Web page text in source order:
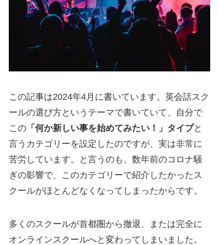
この記事は2024年4月に書いています。英会話スク
ールの選び方というテーマで書いていて、自分で
この「何か新しい事を始めてみたい！」タイプと
言うカテゴリーを設定したのですが、実は非常に
苦労しています。と言うのも、数年前のコロナ騒
ぎの影響で、このカテゴリーで紹介したかったス
クールがほとんどなくなってしまったからです。
多くのスクールが首都圏から撤退、または完全に
オンラインスクールへと変わってしまいました。